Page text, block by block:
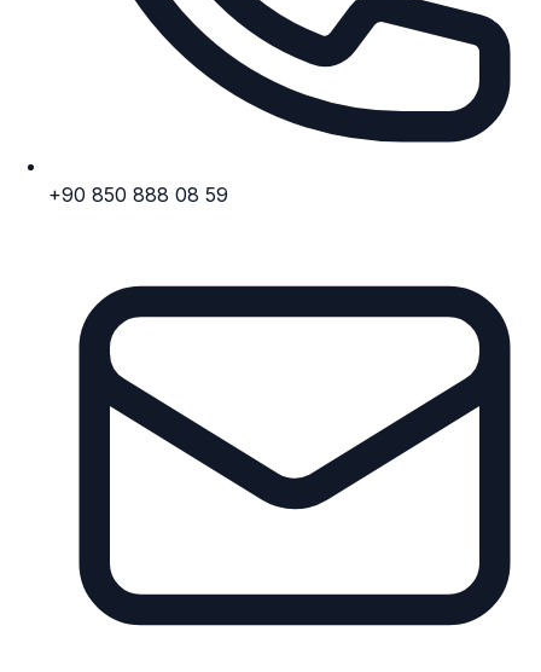
+90 850 888 08 59